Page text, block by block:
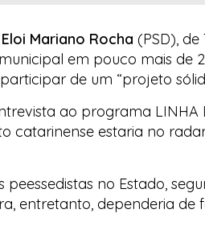
Eloi Mariano Rocha (PSD),
em pouco mais de
de um “projeto
ao programa LINHA
catarinense estaria no
peessedistas no Estado,
entretanto, dependeria de